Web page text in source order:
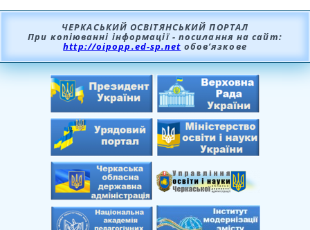
ЧЕРКАСЬКИЙ ОСВІТЯНСЬКИЙ ПОРТАЛ
При копіюванні інформації - посилання на сайт:
http://oipopp.ed-sp.net обов’язкове